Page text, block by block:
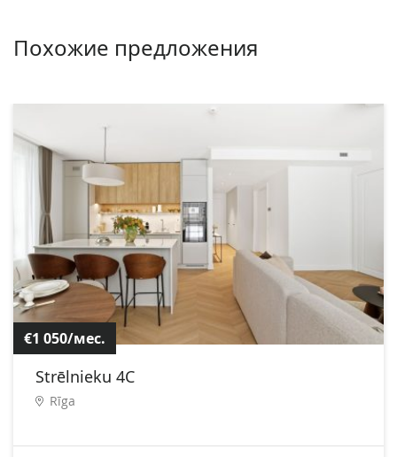
Похожие предложения
€1 050/мес.
Strēlnieku 4C
Rīga